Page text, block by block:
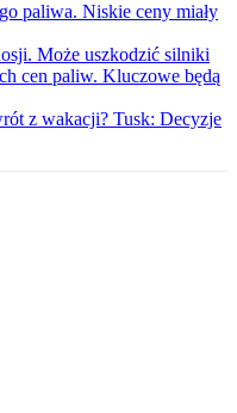
paliwa. Niskie ceny miały
Może uszkodzić silniki
cen paliw. Kluczowe będą
z wakacji? Tusk: Decyzje